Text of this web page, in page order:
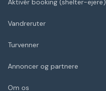
Aktivér booking (shelter-ejere)
Vandreruter
Turvenner
Annoncer og partnere
Om os